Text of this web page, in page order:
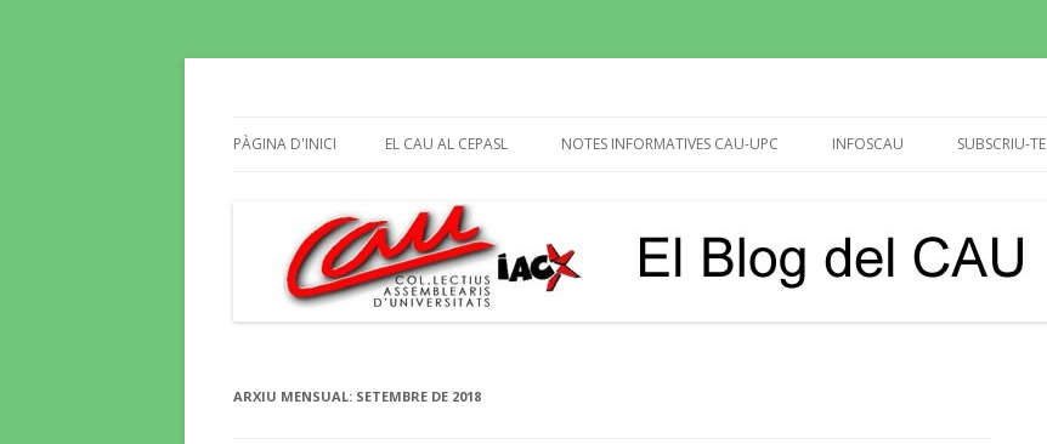
PÀGINA D'INICI EL CAU AL CEPASL NOTES INFORMATIVES CAU-UPC
UTG’S
BIBLIOTEQUES
INFOSCAU
INFOCAU 10 NOVEMB.2015
SUBSCRIU-TE
ARXIU MENSUAL: SETEMBRE DE 2018